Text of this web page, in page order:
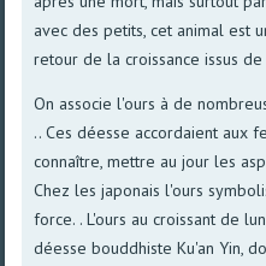
avec des petits, cet animal est
retour de la croissance issus
On associe l'ours à de
.. Ces déesse accordaient aux
connaître, mettre au jour les
Chez les japonais l'ours
force. . L'ours au croissant de
déesse bouddhiste Ku'an Yin,